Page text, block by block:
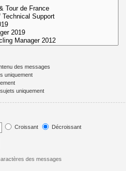
des messages
uniquement
uniquement
Croissant Décroissant
des messages